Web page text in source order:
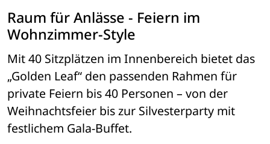
Raum für Anlässe - Feiern im
Wohnzimmer-Style
Mit 40 Sitzplätzen im Innenbereich bietet das
„Golden Leaf“ den passenden Rahmen für
private Feiern bis 40 Personen – von der
Weihnachtsfeier bis zur Silvesterparty mit
festlichem Gala-Buffet.